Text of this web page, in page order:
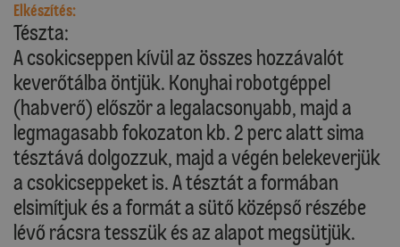
Elkészítés:
Tészta:
A csokicseppen kívül az összes hozzávalót
keverőtálba öntjük. Konyhai robotgéppel
(habverő) először a legalacsonyabb, majd a
legmagasabb fokozaton kb. 2 perc alatt sima
tésztává dolgozzuk, majd a végén belekeverjük
a csokicseppeket is. A tésztát a formában
elsimítjuk és a formát a sütő középső részébe
lévő rácsra tesszük és az alapot megsütjük.